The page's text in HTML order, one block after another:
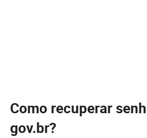
Como recuperar
gov.br?